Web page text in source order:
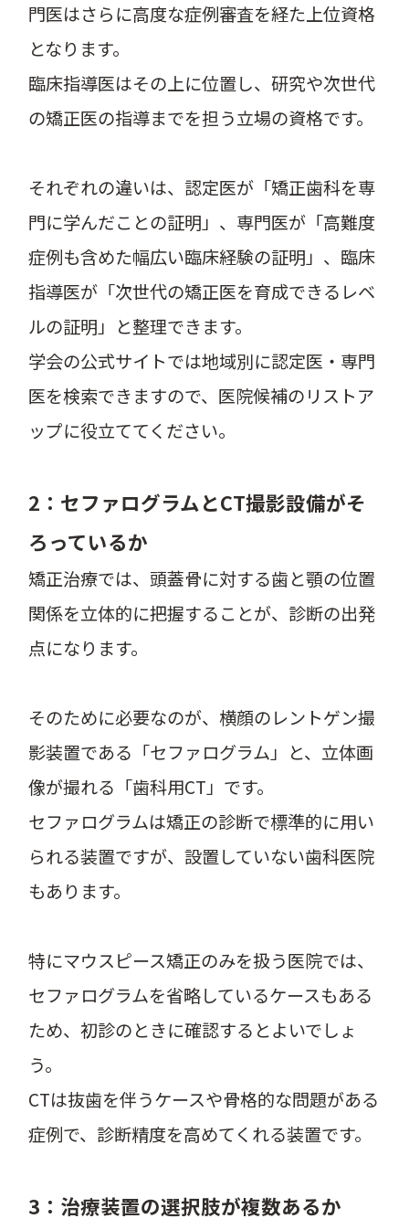
門医はさらに高度な症例審査を経た上位資格
となります。
臨床指導医はその上に位置し、研究や次世代
の矯正医の指導までを担う立場の資格です。
それぞれの違いは、認定医が「矯正歯科を専
門に学んだことの証明」、専門医が「高難度
症例も含めた幅広い臨床経験の証明」、臨床
指導医が「次世代の矯正医を育成できるレベ
ルの証明」と整理できます。
学会の公式サイトでは地域別に認定医・専門
医を検索できますので、医院候補のリストア
ップに役立ててください。
2：セファログラムとCT撮影設備がそ
ろっているか
矯正治療では、頭蓋骨に対する歯と顎の位置
関係を立体的に把握することが、診断の出発
点になります。
そのために必要なのが、横顔のレントゲン撮
影装置である「セファログラム」と、立体画
像が撮れる「歯科用CT」です。
セファログラムは矯正の診断で標準的に用い
られる装置ですが、設置していない歯科医院
もあります。
特にマウスピース矯正のみを扱う医院では、
セファログラムを省略しているケースもある
ため、初診のときに確認するとよいでしょ
う。
CTは抜歯を伴うケースや骨格的な問題がある
症例で、診断精度を高めてくれる装置です。
3：治療装置の選択肢が複数あるか